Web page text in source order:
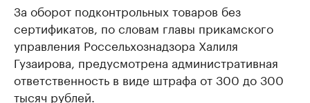
За оборот подконтрольных товаров без
сертификатов, по словам главы прикамского
управления Россельхознадзора Халиля
Гузаирова, предусмотрена административная
ответственность в виде штрафа от 300 до 300
тысяч рублей.